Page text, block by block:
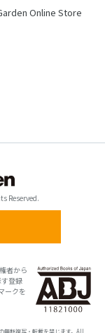
Online Store
Reserved.
者から
登録
ークを
無断複写・転載を禁じます。All